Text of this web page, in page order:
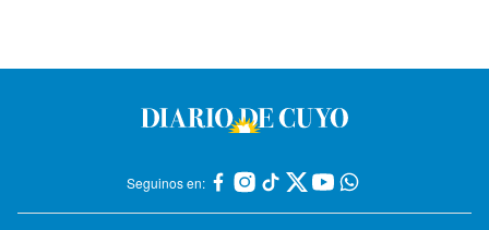
Seguinos en: